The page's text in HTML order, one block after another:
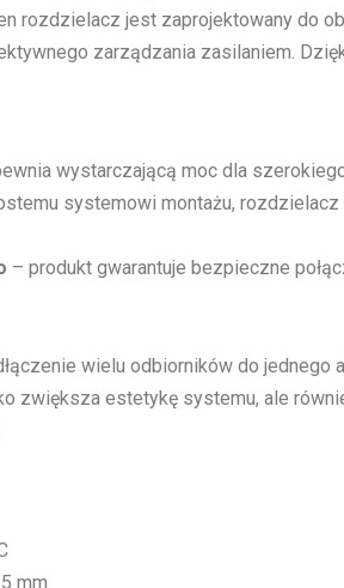
rozdzielacz jest zaprojektowany do
zarządzania zasilaniem.
wystarczającą moc dla
systemowi montażu,
– produkt gwarantuje bezpieczne
wielu odbiorników do
zwiększa estetykę systemu, ale
mm